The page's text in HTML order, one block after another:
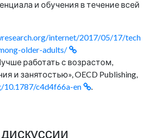
и обучения в течение всей
internet/2017/05/17/tech
older-adults/
работать с возрастом,
и занятостью», OECD Publishing,
10.1787/c4d4f66a-en .